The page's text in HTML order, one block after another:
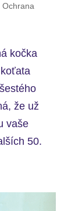
Ochrana
kočka
že už
vaše
50.